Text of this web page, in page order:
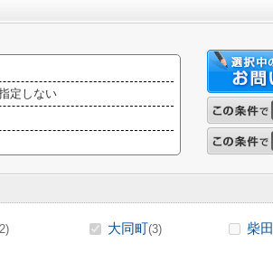
定しない
大同町(3) 柴田